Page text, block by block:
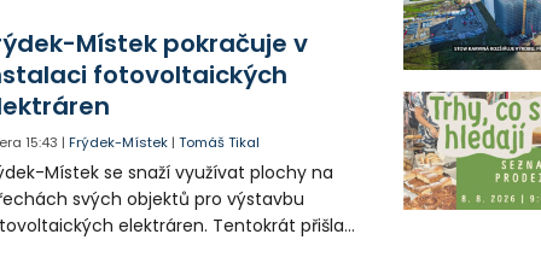
někteří obyvatelé rozhodli sepsat petici.
Místek pokračuje v
fotovoltaických
15:43 |Frýdek-Místek |Tomáš Tikal
Místek se snaží využívat plochy na
svých objektů pro výstavbu
elektráren. Tentokrát přišla